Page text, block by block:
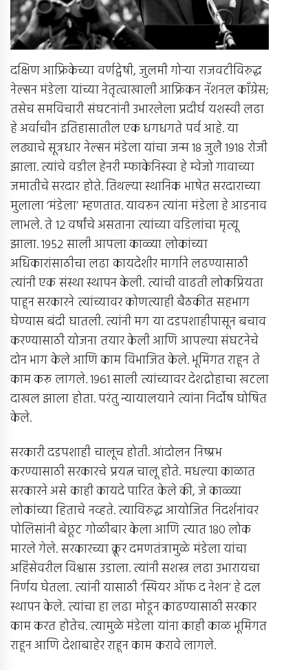
दक्षिण आफ्रिकेच्या वर्णद्वेषी, जुलमी गोर्‍या राजवटीविरुद्ध
नेल्सन मंडेला यांच्या नेतृत्वाखाली आफ्रिकन नॅशनल काँग्रेस;
तसेच समविचारी संघटनांनी उभारलेला प्रदीर्घ यशस्वी लढा
हे अर्वाचीन इतिहासातील एक धगधगते पर्व आहे. या
लढ्याचे सूत्रधार नेल्सन मंडेला यांचा जन्म 18 जुलै 1918 रोजी
झाला. त्यांचे वडील हेनरी म्फाकेनिस्वा हे म्वेजो गावाच्या
जमातीचे सरदार होते. तिथल्या स्थानिक भाषेत सरदाराच्या
मुलाला ‘मंडेला’ म्हणतात. यावरून त्यांना मंडेला हे आडनाव
लाभले. ते 12 वर्षांचे असताना त्यांच्या वडिलांचा मृत्यू
झाला. 1952 साली आपला काळ्या लोकांच्या
अधिकारांसाठीचा लढा कायदेशीर मार्गाने लढण्यासाठी
त्यांनी एक संस्था स्थापन केली. त्यांची वाढती लोकप्रियता
पाहून सरकारने त्यांच्यावर कोणत्याही बैठकीत सहभाग
घेण्यास बंदी घातली. त्यांनी मग या दडपशाहीपासून बचाव
करण्यासाठी योजना तयार केली आणि आपल्या संघटनेचे
दोन भाग केले आणि काम विभाजित केले. भूमिगत राहून ते
काम करू लागले. 1961 साली त्यांच्यावर देशद्रोहाचा खटला
दाखल झाला होता. परंतु न्यायालयाने त्यांना निर्दोष घोषित
केले.
सरकारी दडपशाही चालूच होती. आंदोलन निष्प्रभ
करण्यासाठी सरकारचे प्रयत्न चालू होते. मधल्या काळात
सरकारने असे काही कायदे पारित केले की, जे काळ्या
लोकांच्या हिताचे नव्हते. त्याविरुद्ध आयोजित निदर्शनांवर
पोलिसांनी बेछूट गोळीबार केला आणि त्यात 180 लोक
मारले गेले. सरकारच्या क्रूर दमणतंत्रामुळे मंडेला यांचा
अहिंसेवरील विश्वास उडाला. त्यांनी सशस्त्र लढा उभारायचा
निर्णय घेतला. त्यांनी यासाठी ‘स्पियर ऑफ द नेशन’ हे दल
स्थापन केले. त्यांचा हा लढा मोडून काढण्यासाठी सरकार
काम करत होतेच. त्यामुळे मंडेला यांना काही काळ भूमिगत
राहून आणि देशाबाहेर राहून काम करावे लागले.